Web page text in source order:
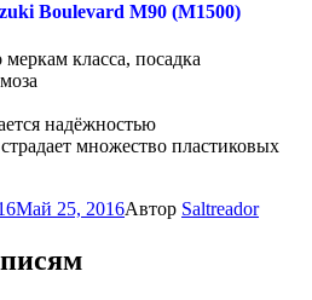
Boulevard M90 (M1500)
класса, посадка
надёжностью
множество пластиковых
Май 25, 2016Автор Saltreador